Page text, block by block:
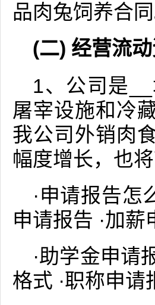
品肉兔饲养合同
(二) 经营流
1、公司是
屠宰设施和冷
我公司外销肉
幅度增长，也
·申请报告怎
申请报告 ·加薪
·助学金申请
格式 ·职称申请